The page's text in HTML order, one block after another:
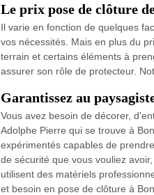
Le prix pose de clôture
Il varie en fonction de quelques
vos nécessités. Mais en plus du
terrain et certains éléments à
assurer son rôle de protecteur.
Garantissez au
Vous avez besoin de décorer,
Adolphe Pierre qui se trouve à
expérimentés capables de
de sécurité que vous vouliez
utilisent des matériels
et besoin en pose de clôture à